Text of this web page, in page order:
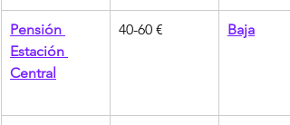
Pensión
Estación
Central
40-60 € Baja